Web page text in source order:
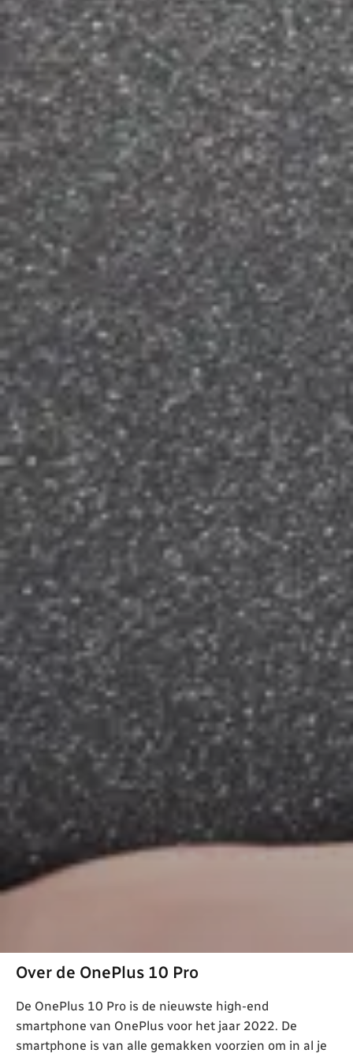
Over de OnePlus 10 Pro
De OnePlus 10 Pro is de nieuwste high-end
smartphone van OnePlus voor het jaar 2022. De
smartphone is van alle gemakken voorzien om in al je